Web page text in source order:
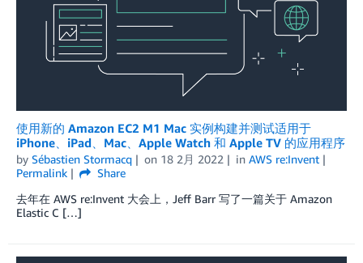
使用新的 Amazon EC2 M1 Mac 实例构建并测试适用于
iPhone、iPad、Mac、Apple Watch 和 Apple TV 的应用程序
by Sébastien Stormacq on 18 2月 2022 in AWS re:Invent
Permalink
Share
去年在 AWS re:Invent 大会上，Jeff Barr 写了一篇关于 Amazon
Elastic C […]